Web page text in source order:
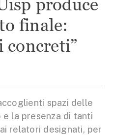
produce
finale:
concreti”
spazi delle
la presenza di tanti
relatori designati, per